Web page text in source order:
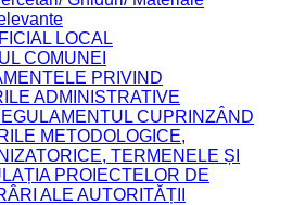
LOCAL
COMUNEI
PRIVIND
ADMINISTRATIVE
CUPRINZÂND
METODOLOGICE,
TERMENELE ȘI
PROIECTELOR DE
ALE AUTORITĂȚII